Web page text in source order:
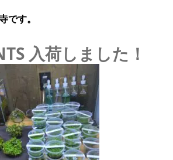
です。
入荷しました！